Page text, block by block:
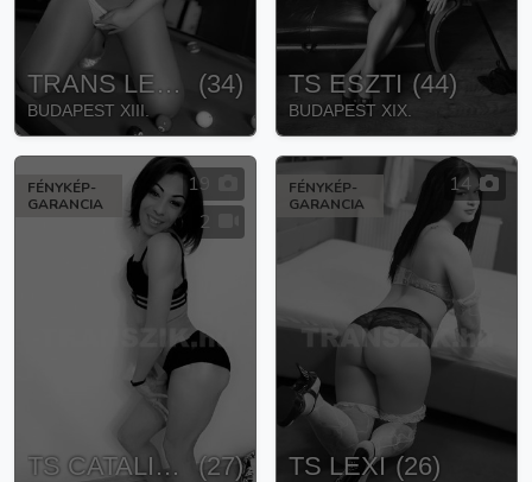
TRANS LEONA (34)
BUDAPEST XIII.
TS ESZTI (44)
BUDAPEST XIX.
FÉNYKÉP-
GARANCIA
19
2
TS CATALINA (27)
FÉNYKÉP-
GARANCIA
14
TS LEXI (26)